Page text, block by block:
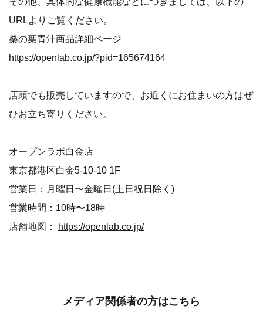
URLよりご覧ください。
桑の葉青汁商品詳細ページ
https://openlab.co.jp/?pid=165674164
店頭でも販売していますので、お近くにお住まいの方はぜ
ひお立ち寄りください。
オープンラボ白金店
東京都港区白金5-10-10 1F
営業日：月曜日〜金曜日(土日祝日除く)
営業時間：10時〜18時
店舗地図：
https://openlab.co.jp/
メディア関係者の方はこちら